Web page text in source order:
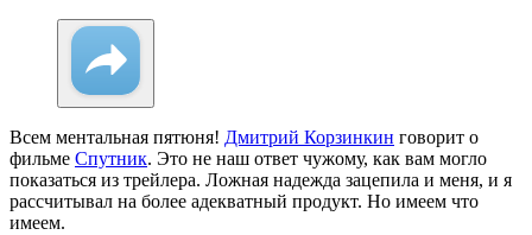
Всем ментальная пятюня! Дмитрий Корзинкин говорит о
фильме Спутник. Это не наш ответ чужому, как вам могло
показаться из трейлера. Ложная надежда зацепила и меня, и я
рассчитывал на более адекватный продукт. Но имеем что
имеем.